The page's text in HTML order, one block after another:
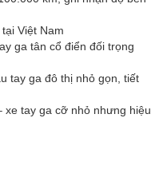
Việt Nam
ga tân cổ điển đối trọng
tay ga đô thị nhỏ gọn, tiết
xe tay ga cỡ nhỏ nhưng hiệu